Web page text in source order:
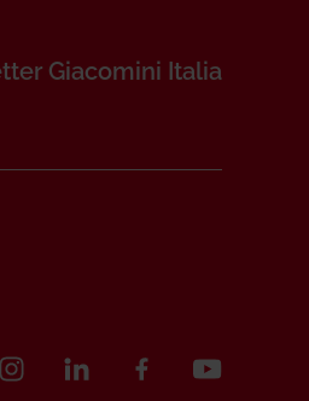
Giacomini Italia